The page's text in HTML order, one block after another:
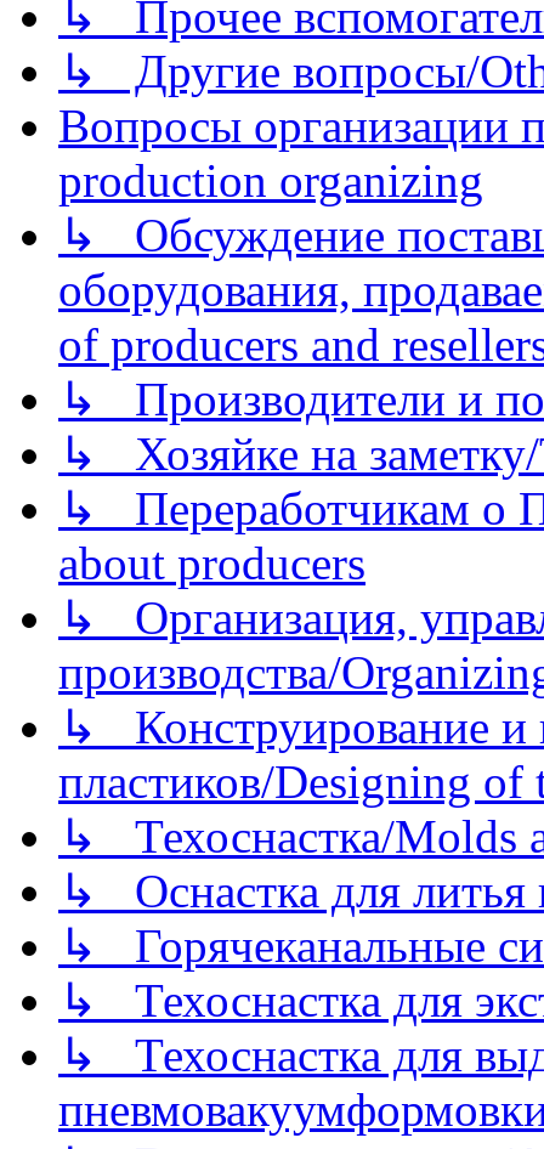
↳ Прочее
↳ Другие вопросы/
Вопросы организации
production organizing
↳ Обсуждение
оборудования,
of producers and
↳ Производители и
↳ Хозяйке на
↳ Переработчикам о
about producers
↳ Организация,
производства/
↳ Конструирование и
пластиков/Designing of
↳ Техоснастка/Molds
↳ Оснастка для литья
↳ Горячеканальные
↳ Техоснастка для
↳ Техоснастка для